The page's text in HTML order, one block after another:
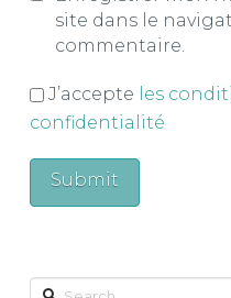
site dans le
commentaire.
J’accepte les
confidentialité
Search